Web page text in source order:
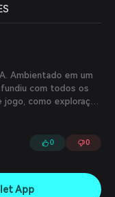
Ambientado em um
com todos os
como exploração
de oportunidades
uma emissão
de "play-to-earn"
0 0
App